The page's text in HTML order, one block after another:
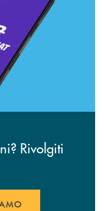
Rivolgiti